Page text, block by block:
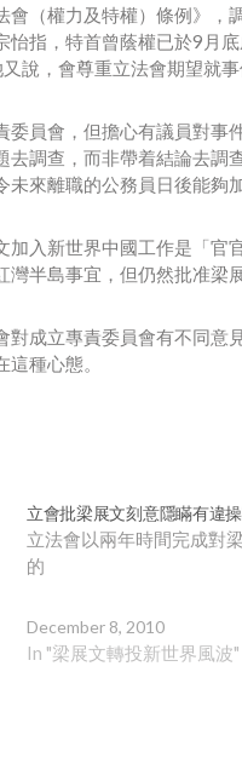
（權力及特權）條例》
指，特首曾蔭權已於9月
說，會尊重立法會期望就
員會，但擔心有議員對
調查，而非帶着結論去
來離職的公務員日後能夠
入新世界中國工作是「
半島事宜，但仍然批准梁
成立專責委員會有不同
種心態。
立會批梁展文刻意隱瞞有違
立法會以兩年時間完成對
的
December 8, 2010
In "梁展文轉投新世界風波"